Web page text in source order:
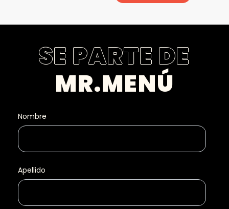
SE PARTE DE
MR.MENÚ
Nombre
Apellido